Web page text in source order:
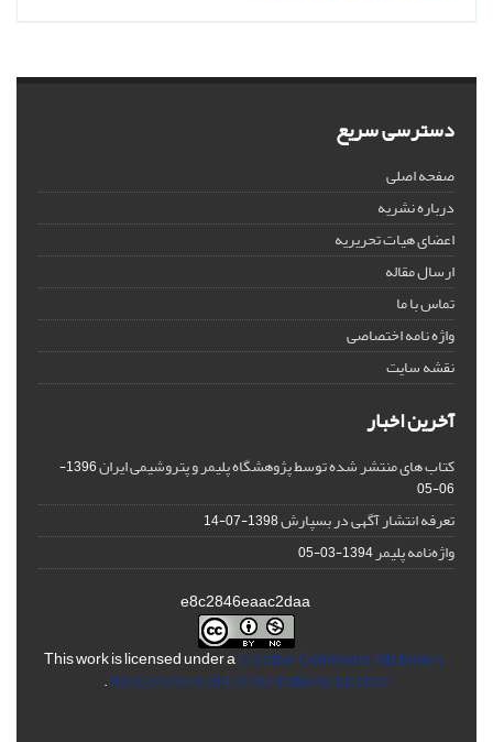
دسترسی سریع
صفحه اصلی
درباره نشریه
اعضای هیات تحریریه
ارسال مقاله
تماس با ما
واژه نامه اختصاصی
نقشه سایت
آخرین اخبار
کتاب های منتشر شده توسط پژوهشگاه پلیمر و پتروشیمی ایران
1396-
06-05
تعرفه انتشار آگهی در بسپارش1398-07-14
واژه‌نامه پلیمر1394-03-05
This work is licensed under aCreative Commons Attribution-
NonCommercial 4.0 International License
.